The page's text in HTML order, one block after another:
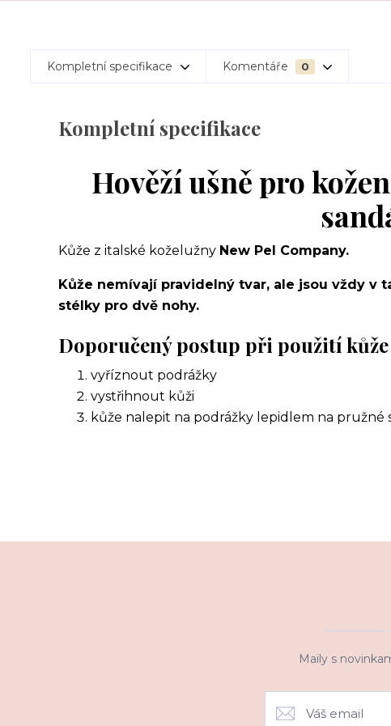
Kompletní specifikace Komentáře 0
Kompletní specifikace
Hověží ušně pro
Kůže z italské koželužny New Pel Company.
Kůže nemívají pravidelný tvar, ale jsou vždy v
stélky pro dvě nohy.
Doporučený postup při použití
vyříznout podrážky
vystřihnout kůži
kůže nalepit na podrážky lepidlem na pružné
Maily s